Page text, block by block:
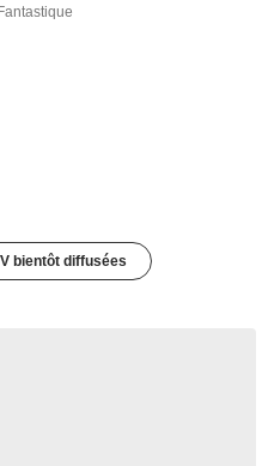
Fantastique
bientôt diffusées